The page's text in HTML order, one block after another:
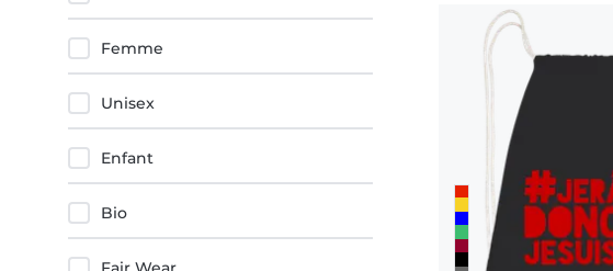
Femme
Unisex
Enfant
Bio